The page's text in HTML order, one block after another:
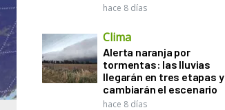
hace 8 días
Clima
Alerta naranja por
tormentas: las lluvias
llegarán en tres etapas y
cambiarán el escenario
hace 8 días